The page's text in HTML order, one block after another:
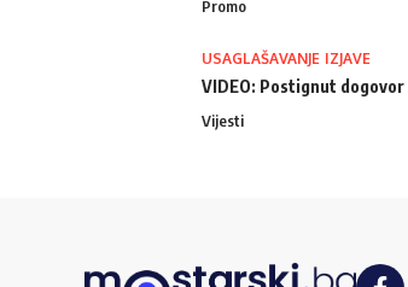
Promo
USAGLAŠAVANJE IZJAVE
VIDEO: Postignut
Vijesti